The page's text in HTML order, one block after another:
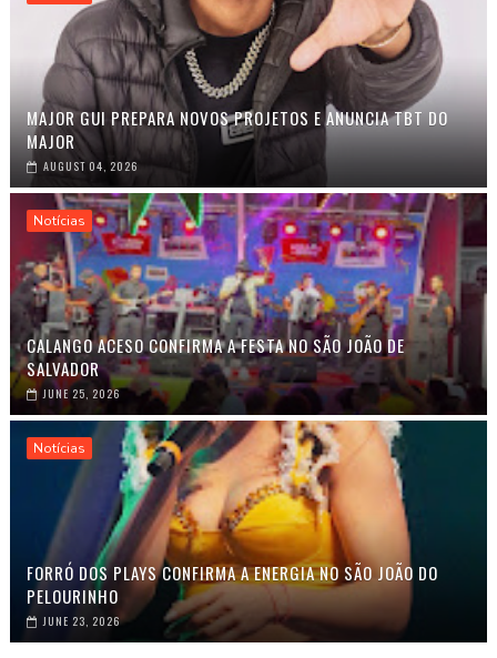
MAJOR GUI PREPARA NOVOS PROJETOS E ANUNCIA TBT DO
MAJOR
AUGUST 04, 2026
Notícias
CALANGO ACESO CONFIRMA A FESTA NO SÃO JOÃO DE
SALVADOR
JUNE 25, 2026
Notícias
FORRÓ DOS PLAYS CONFIRMA A ENERGIA NO SÃO JOÃO DO
PELOURINHO
JUNE 23, 2026